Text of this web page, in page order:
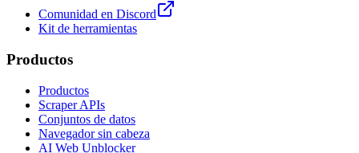
Comunidad en Discord
Kit de herramientas
Productos
Productos
Scraper APIs
Conjuntos de datos
Navegador sin cabeza
AI Web Unblocker